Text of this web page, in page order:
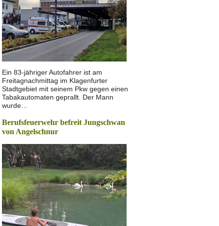
Ein 83-jähriger Autofahrer ist am
Freitagnachmittag im Klagenfurter
Stadtgebiet mit seinem Pkw gegen einen
Tabakautomaten geprallt. Der Mann
wurde…
Berufsfeuerwehr befreit Jungschwan
von Angelschnur